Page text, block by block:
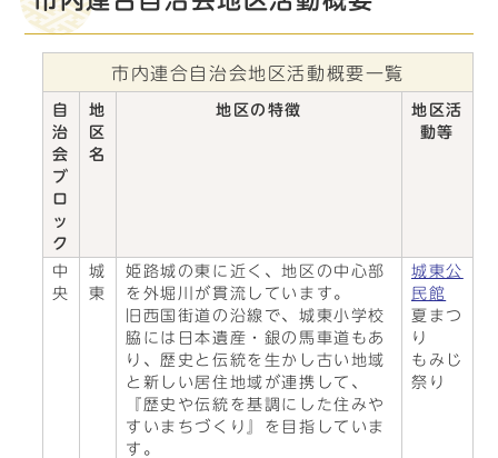
市内連合自治会地区活動概要一覧
自
治
会
ブ
ロ
ッ
ク
地
区
名
地区の特徴
地区活
動等
中
央
城
東
姫路城の東に近く、地区の中心部
を外堀川が貫流しています。
旧西国街道の沿線で、城東小学校
脇には日本遺産・銀の馬車道もあ
り、歴史と伝統を生かし古い地域
と新しい居住地域が連携して、
『歴史や伝統を基調にした住みや
すいまちづくり』を目指していま
す。
城東公
民館
夏まつ
り
もみじ
祭り